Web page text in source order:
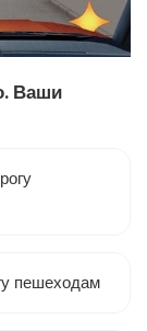
Ваши
пешеходам